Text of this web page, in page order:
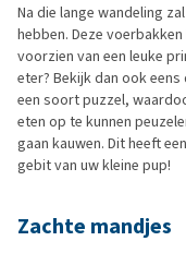
Na die lange wandeling
hebben. Deze
voorzien van een leuke
eter? Bekijk dan ook
een soort puzzel,
eten op te kunnen
gaan kauwen. Dit heeft
gebit van uw kleine pup!
Zachte mandjes